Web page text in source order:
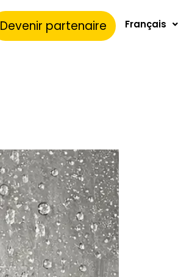
Devenir partenaire Français